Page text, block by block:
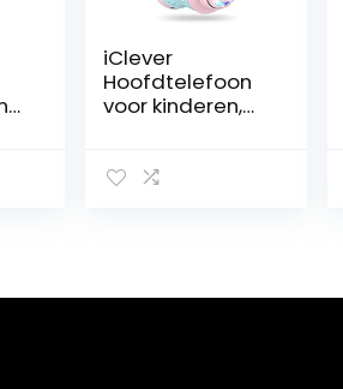
iClever
Hoofdtelefoon
voor kinderen,
kinderen,
over-ear voor